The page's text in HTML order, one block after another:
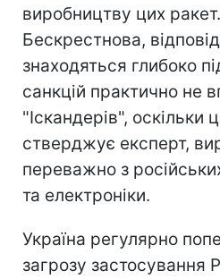
виробництву цих
Бескрестнова,
знаходяться глибоко
санкцій практично не
"Іскандерів", оскільки
стверджує експерт,
переважно з
та електроніки.
Україна регулярно
загрозу застосування